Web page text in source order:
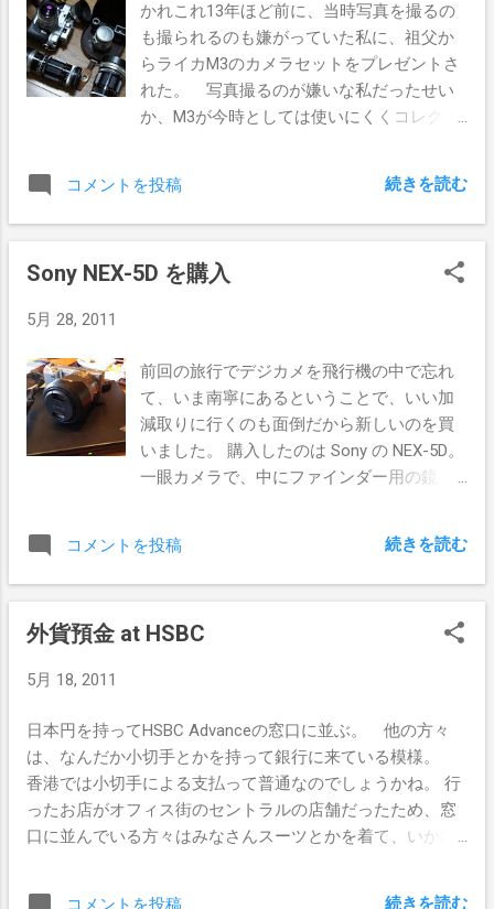
のが良いだろう、と思い、お寿司食べ放題
の雛鮨にした。 雛鮨は約4,200円で食べ放
題になり、お寿司もそれなりに美味しい。
のぞみくん曰く、香港の寿司は高価だが美
味しくないらしく、日本のお寿司を堪能し
在歴のある増田さんと話をしたところ、
のと同じで、いくら日本食が充実している
ね」とか。 なるほどね。 (撮影:のぞみく
員さんが乗客を列車に押し込むところが楽
しかったそうな。 香港の通勤時間は混雑
しているとはいえ、日本ほど混雑すること
はない、駅員が乗客を押し込むなんていう
ことはありえないとのこと。 たしかにこ
があって、時給1,200円とかいうの見るよ の
い押し込みたいです！ まさる 日本の大学
に留学すると良いよ。留学ビザだと年間100
高圧縮列車を気に入られた模様。 彼はこの
晩は羽田空港のターミナルで寝たい！とか
言っていたので、そのままJR新宿駅でおわ
かれ。 空港ターミナルの無線LANで遊ん
でいた模様ｗ
かれこれ13年ほど前に、当時写真を撮るの
も撮られるのも嫌がっていた私に、祖父か
らライカM3のカメラセットをプレゼントさ
れた。 写真撮るのが嫌いな私だったせい
か、M3が今時としては使いにくくコレクタ
管されていると。 せっかく一眼カメラを買
ったので、当時のレンズが使えないかと思
ントレンズの一覧 によると、左上から順に
向井二郎設計 キヤノン85mmF1.8（1961年3
月発売） - 4群5枚。向井二郎設計 らし
い。 値段を調べたらワケわからん金額だ
った。 値段を見たら使う気が失せるの
で、見なかったことにしよう。 これをも
ったら博物館に預けよう。 :D で、これらの
は4,500円のものがある。 実際に装着した
例が http://ameblo.jp/meww/entry-
と。。 おっと後ろのほうから老人声で「い
まどきのカメラでライカMレンズが使える
のか。試してみろよ。」と悪魔の囁き
が。。ｗ
コメントを投稿 続きを読む
Sony NEX-5D を購入
5月 28, 2011
前回の旅行でデジカメを飛行機の中で忘れ
て、いま南寧にあるということで、いい加
減取りに行くのも面倒だから新しいのを買
いました。 購入したのは Sony の NEX-5D。
一眼カメラで、中にファインダー用の鏡
確認します。 また、ストラップ＋予備電池
＋レンズカバーケース＋風呂敷ｗ のセッ
FWCA」も一緒に買うとよいでしょう。
ズームを使いたい時にはズーム付きのレン
ズに換装すると良いようです。 ズームレン
ズで広角 18mm に撮影した場合はこんなも
の。 55mm にズームするとこんな感じ。 標
準レンズだとこのぐらい。 祖師谷公園の仙
ーム。 成城学園前を通過する特急えのし
コメントを投稿 続きを読む
外貨預金 at HSBC
5月 18, 2011
日本円を持ってHSBC Advanceの窓口に並ぶ。 他の方々
は、なんだか小切手とかを持って銀行に来ている模様。
香港では小切手による支払って普通なのでしょうかね。 行
ったお店がオフィス街のセントラルの店舗だったため、窓
口に並んでいる方々はみなさんスーツとかを着て、いかに
パック背負ってTシャツで。。（笑 日本円の福澤先生を入
コメントを投稿 続きを読む